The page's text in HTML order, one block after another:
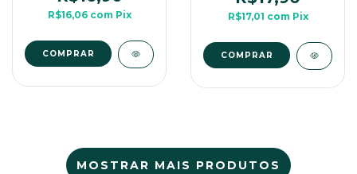
Mesa
R$16,06 com Pix
COMPRAR
de Mesa
R$17,01 com Pix
COMPRAR
MOSTRAR MAIS PRODUTOS